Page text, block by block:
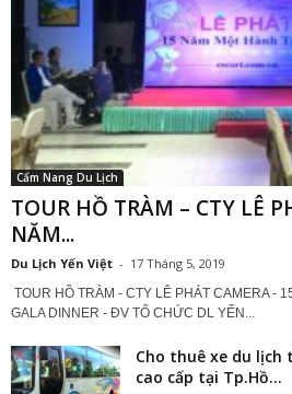
Cẩm Nang Du Lịch
TOUR HỒ TRÀM – CTY LÊ
NĂM...
Du Lịch Yến Việt - 17 Tháng 5, 2019
TOUR HỒ TRÀM - CTY LÊ PHÁT CAMERA -
GALA DINNER - ĐV TỔ CHỨC DL YẾN...
Cho thuê xe du lịch
cao cấp tại Tp.Hồ...